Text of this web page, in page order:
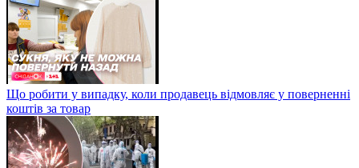
Що робити у випадку, коли продавець відмовляє у поверненні
коштів за товар